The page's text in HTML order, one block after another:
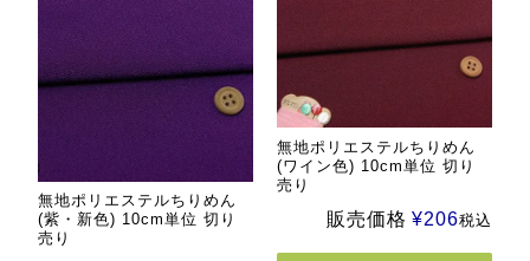
無地ポリエステルちりめん
(紫・新色) 10cm単位 切り
売り
無地ポリエステルちりめん
(ワイン色) 10cm単位 切り
売り
販売価格 ¥206税込